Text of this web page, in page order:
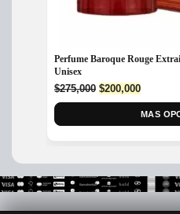
Perfume Baroque Rouge
Unisex
$275,000 Original
price
$275,000.
$200,000Current
price
is:
MAS